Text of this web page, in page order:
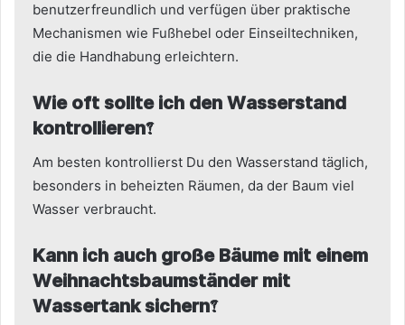
benutzerfreundlich und verfügen über praktische
Mechanismen wie Fußhebel oder Einseiltechniken,
die die Handhabung erleichtern.
Wie oft sollte ich den Wasserstand
kontrollieren?
Am besten kontrollierst Du den Wasserstand täglich,
besonders in beheizten Räumen, da der Baum viel
Wasser verbraucht.
Kann ich auch große Bäume mit einem
Weihnachtsbaumständer mit
Wassertank sichern?